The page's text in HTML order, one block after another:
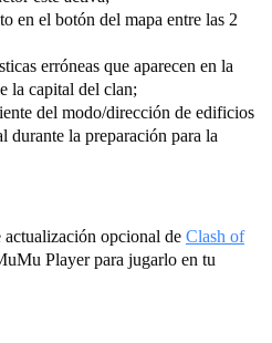
en el botón del mapa entre las 2
erróneas que aparecen en la
la capital del clan;
del modo/dirección de edificios
durante la preparación para la
actualización opcional de Clash of
Player para jugarlo en tu